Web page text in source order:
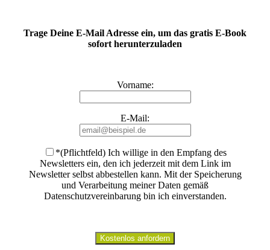
Trage Deine E-Mail Adresse ein, um das gratis E-Book
sofort herunterzuladen
Vorname:
E-Mail:
*(Pflichtfeld) Ich willige in den Empfang des
Newsletters ein, den ich jederzeit mit dem Link im
Newsletter selbst abbestellen kann. Mit der Speicherung
und Verarbeitung meiner Daten gemäß
Datenschutzvereinbarung bin ich einverstanden.